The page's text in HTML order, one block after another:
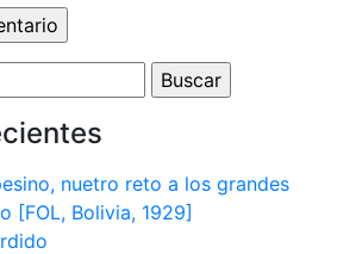
nuetro reto a los grandes
[FOL, Bolivia, 1929]